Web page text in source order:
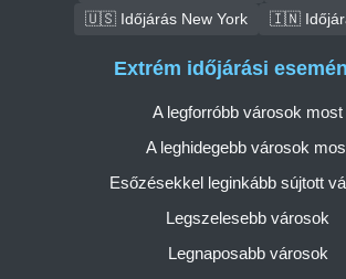
🇺🇸 Időjárás New York
🇮🇳
Extrém időjárási
A legforróbb városok most
A leghidegebb városok
Esőzésekkel leginkább sújtott
Legszelesebb városok
Legnaposabb városok